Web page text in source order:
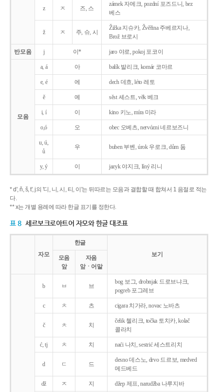
z ㅈ 즈, 스
zámek 자메크, pozdní 포즈드니, bez
베스
ž ㅈ 주, 슈, 시
Žižka 지슈카, Žvěřina 주베르지나,
Brož 브로시
반모음 j 이* jaro 야로, pokoj 포코이
모음
a, á 아 balík 발리크, komár 코마르
e, é 에 dech 데흐, léto 레토
ě 예 sěst 셰스트, věk 베크
i, í 이 kino 키노, míra 미라
o,ó 오 obec 오베츠, nervózni 네르보즈니
u, ú,
ů
우 buben 부벤, úrok 우로크, dům 둠
y, ý 이 jazyk야지크, líný 리니
* d', ň, š, t', j의 '디, 니, 시, 티, 이'는 뒤따르는 모음과 결합할 때 합쳐서 1 음절로 적는
다.
** x는 개별 용례에 따라 한글 표기를 정한다.
표 8 세르보크로아트어 자모와 한글 대조표
자모
한글
보기
모음
앞
자음
앞ㆍ어말
b ㅂ 브
bog 보그, drobnjak 드로브냐크,
pogreb 포그레브
c ㅊ 츠 cigara 치가라, novac 노바츠
č ㅊ 치
čelik 첼리크, točka 토치카, kolač
콜라치
ć, tj ㅊ 치 naći 나치, sestrić 세스트리치
d ㄷ 드
desno 데스노, drvo 드르보, medved
메드베드
dž ㅈ 지 džep 제프, narudžba 나루지바